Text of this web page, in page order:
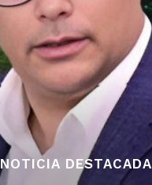
NOTICIA DESTACADA